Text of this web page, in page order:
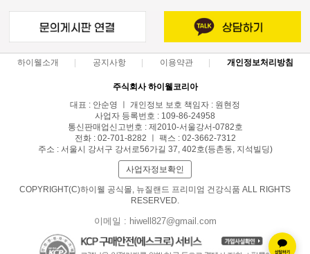
하이웰소개 공지사항 이용약관 개인정보처리방침
주식회사 하이웰코리아
대표 : 안순영 ㅣ 개인정보 보호 책임자 : 원현정
사업자 등록번호 : 109-86-24958
통신판매업신고번호 : 제2010-서울강서-0782호
전화 : 02-701-8282 ㅣ 팩스 : 02-3662-7312
주소 : 서울시 강서구 강서로56가길 37, 402호(등촌동, 지석빌딩)
사업자정보확인
COPYRIGHT(C)하이웰 공식몰, 뉴질랜드 프리미엄 건강식품 ALL RIGHTS
RESERVED.
이메일 : hiwell827@gmail.com